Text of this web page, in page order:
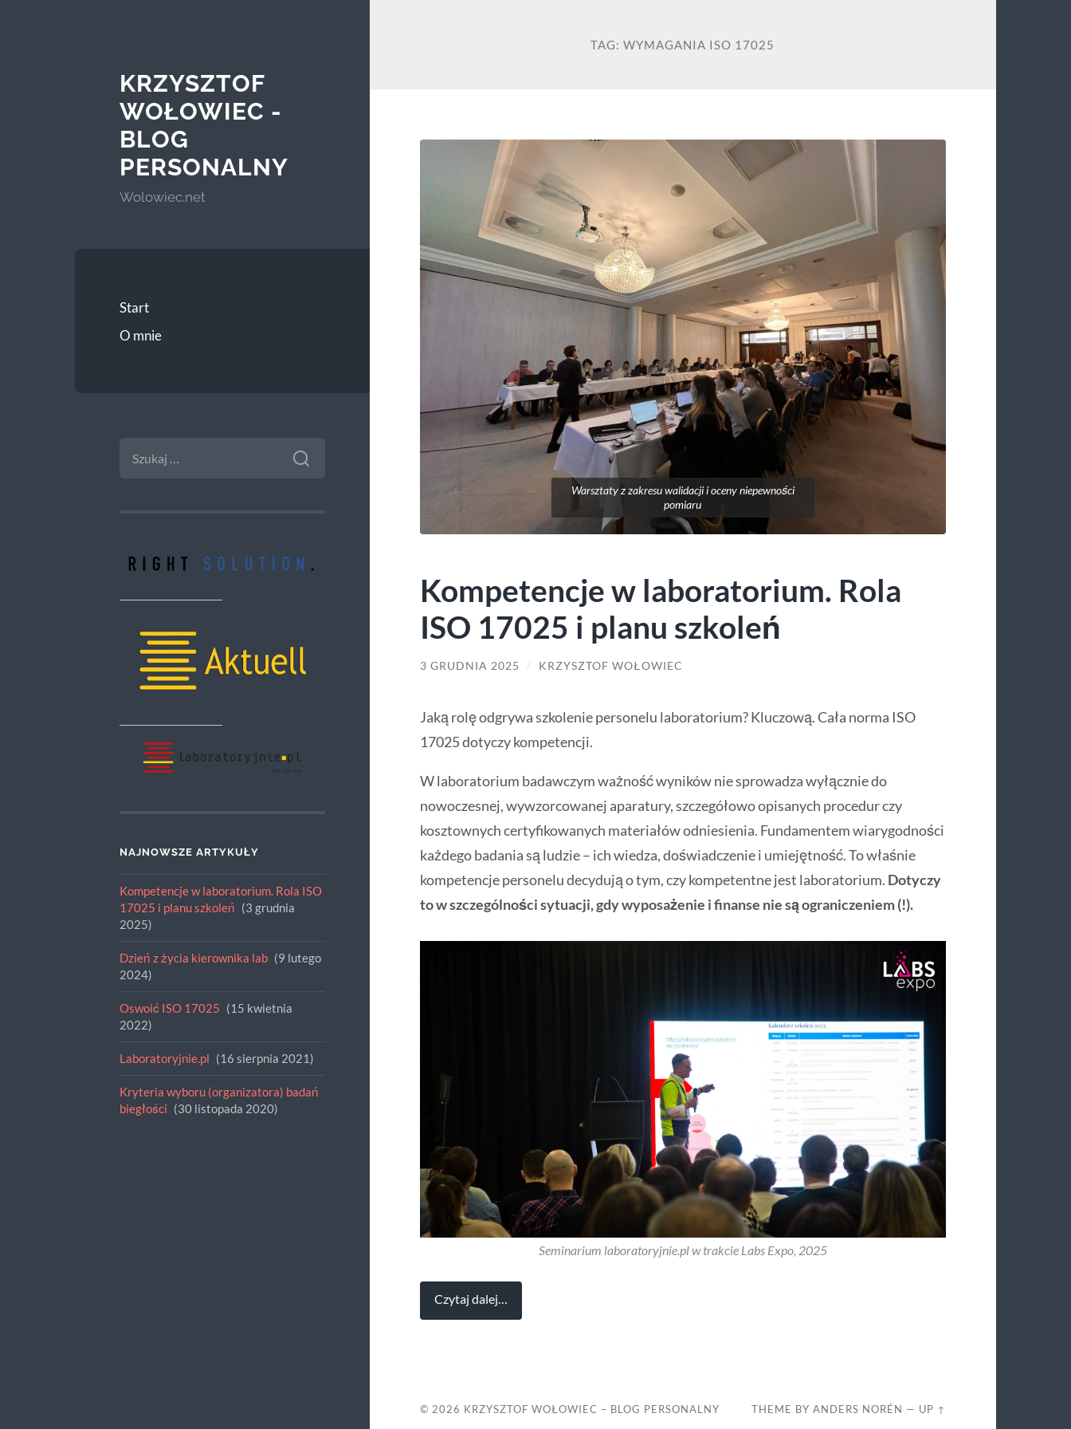
KRZYSZTOF
WOŁOWIEC -
BLOG
PERSONALNY
Wolowiec.net
Start
O mnie
NAJNOWSZE ARTYKUŁY
Kompetencje w laboratorium. Rola ISO
17025 i planu szkoleń
3 grudnia
2025
Dzień z życia kierownika lab
9 lutego
2024
Oswoić ISO 17025
15 kwietnia
2022
Laboratoryjnie.pl 16 sierpnia 2021
Kryteria wyboru (organizatora) badań
biegłości
30 listopada 2020
TAG:WYMAGANIA ISO 17025
Warsztaty z zakresu walidacji i oceny niepewności
pomiaru
Kompetencje w laboratorium. Rola
ISO 17025 i planu szkoleń
3 GRUDNIA 2025 / KRZYSZTOF WOŁOWIEC
Jaką rolę odgrywa szkolenie personelu laboratorium? Kluczową. Cała norma ISO
17025 dotyczy kompetencji.
W laboratorium badawczym ważność wyników nie sprowadza wyłącznie do
nowoczesnej, wywzorcowanej aparatury, szczegółowo opisanych procedur czy
kosztownych certyfikowanych materiałów odniesienia. Fundamentem wiarygodności
każdego badania są ludzie – ich wiedza, doświadczenie i umiejętność. To właśnie
kompetencje personelu decydują o tym, czy kompetentne jest laboratorium. Dotyczy
to w szczególności sytuacji, gdy wyposażenie i finanse nie są ograniczeniem (!).
Seminarium laboratoryjnie.pl w trakcie Labs Expo, 2025
Czytaj dalej…
© 2026 KRZYSZTOF WOŁOWIEC – BLOG PERSONALNY THEME BYANDERS NORÉN — UP ↑